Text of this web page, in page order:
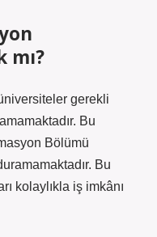
mı?
gerekli
Bu
Bölümü
Bu
kolaylıkla iş imkânı